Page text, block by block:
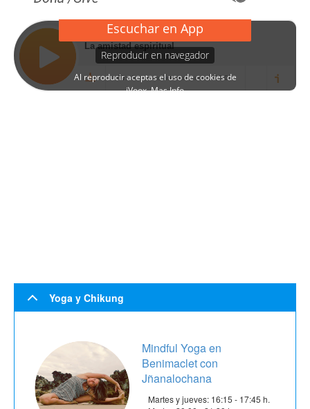
Yoga y Chikung
Mindful Yoga en
Benimaclet con
Jñanalochana
Martes y jueves: 16:15 - 17:45 h.